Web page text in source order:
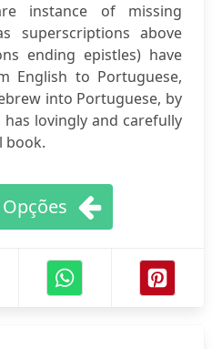
instance of missing
superscriptions above
ending epistles) have
English to Portuguese,
into Portuguese, by
has lovingly and carefully
book.